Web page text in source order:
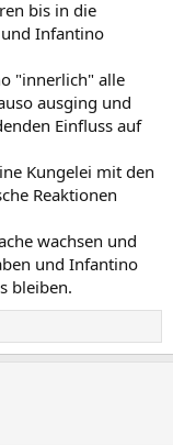
bis in die
Infantino
"innerlich" alle
ausging und
Einfluss auf
Kungelei mit den
Reaktionen
wachsen und
und Infantino
bleiben.